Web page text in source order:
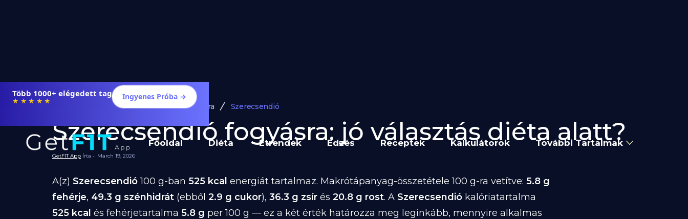
Több 1000+ elégedett tag
★★★★★ Ingyenes Próba →
Főoldal Diéta Étrendek Edzés Receptek Kalkulátorok További Tartalmak
Diéta és Étrend Ételek Fogyásra Szerecsendió
Szerecsendió fogyásra: jó választás diéta alatt?
GetFIT App Írta - March 19, 2026
A(z) Szerecsendió100 g-ban 525 kcal energiát tartalmaz. Makrótápanyag-összetétele 100 g-ra vetítve: 5.8 g
fehérje, 49.3 g szénhidrát (ebből 2.9 g cukor), 36.3 g zsír és 20.8 g rost. A Szerecsendió kalóriatartalma
525 kcal és fehérjetartalma 5.8 g per 100 g — ez a két érték határozza meg leginkább, mennyire alkalmas